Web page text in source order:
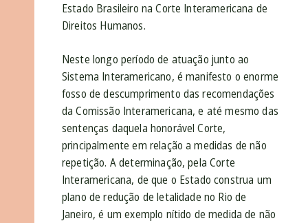
Estado Brasileiro na Corte Interamericana de
Direitos Humanos.
Neste longo período de atuação junto ao
Sistema Interamericano, é manifesto o enorme
fosso de descumprimento das recomendações
da Comissão Interamericana, e até mesmo das
sentenças daquela honorável Corte,
principalmente em relação a medidas de não
repetição. A determinação, pela Corte
Interamericana, de que o Estado construa um
plano de redução de letalidade no Rio de
Janeiro, é um exemplo nítido de medida de não